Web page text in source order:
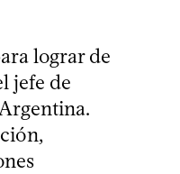
lograr de
jefe de